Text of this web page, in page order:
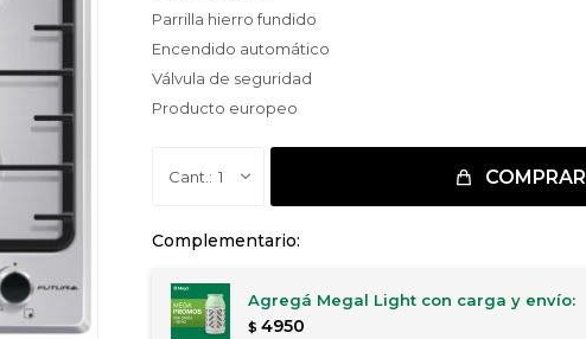
Parrilla hierro fundido
Encendido automático
Válvula de seguridad
Producto europeo
1 COMPRAR
Complementario:
Agregá Megal Light con carga y envío:
$ 4950